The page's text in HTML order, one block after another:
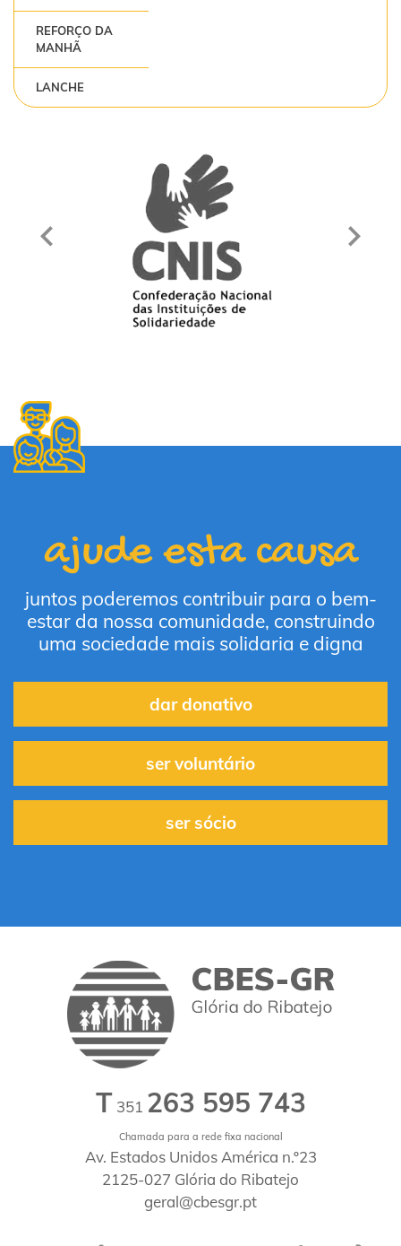
REFORÇO DA
MANHÃ
LANCHE
ajude esta causa
juntos poderemos contribuir para o bem-
estar da nossa comunidade, construindo
uma sociedade mais solidaria e digna
dar donativo
ser voluntário
ser sócio
T 351 263 595 743
Chamada para a rede fixa nacional
Av. Estados Unidos América n.º23
2125-027 Glória do Ribatejo
geral@cbesgr.pt